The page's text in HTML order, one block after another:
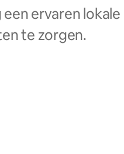
ervaren lokale
te zorgen.